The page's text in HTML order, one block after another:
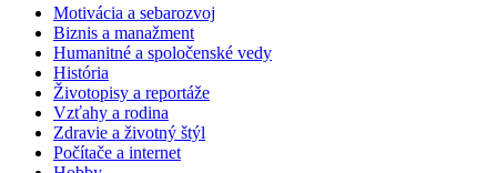
Motivácia a sebarozvoj
Biznis a manažment
Humanitné a spoločenské vedy
História
Životopisy a reportáže
Vzťahy a rodina
Zdravie a životný štýl
Počítače a internet